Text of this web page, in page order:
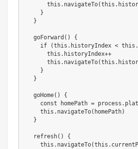
    }
  }
  goForward() {
if (this.historyIndex <
      this.historyIndex++
    }
  }
  goHome() {
const homePath =
    this.navigateTo(homePath)
  }
  refresh() {